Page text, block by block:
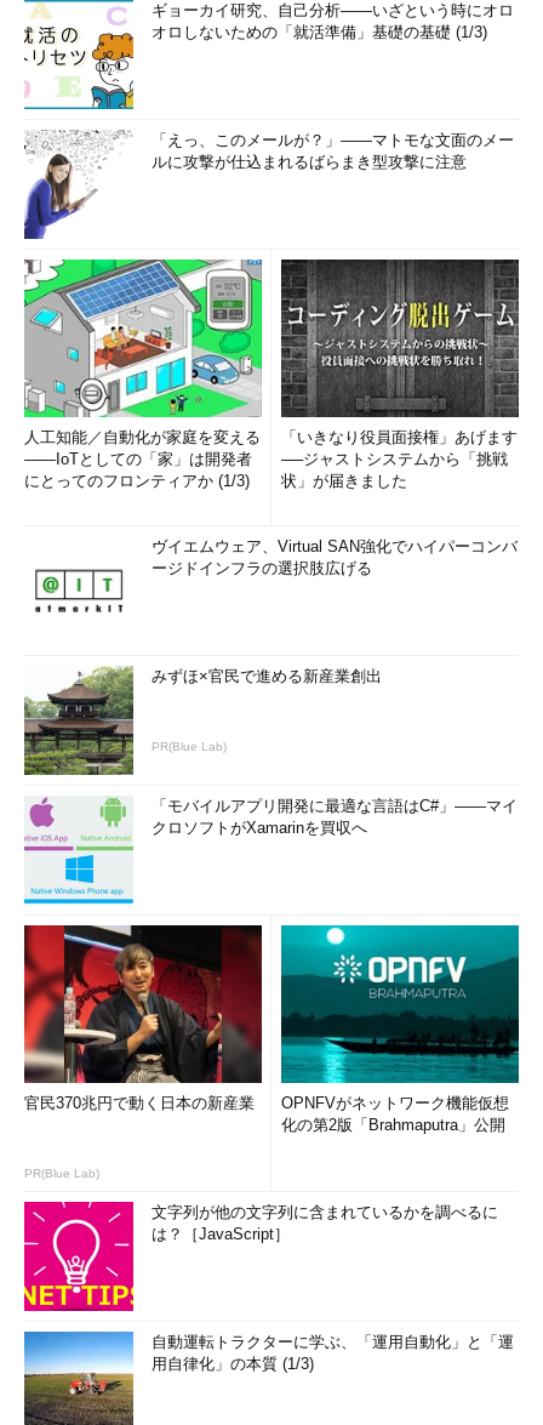
ギョーカイ研究、自己分析――いざという時にオロ
オロしないための「就活準備」基礎の基礎 (1/3)
「えっ、このメールが？」――マトモな文面のメー
ルに攻撃が仕込まれるばらまき型攻撃に注意
人工知能／自動化が家庭を変える
――IoTとしての「家」は開発者
にとってのフロンティアか (1/3)
「いきなり役員面接権」あげます
──ジャストシステムから「挑戦
状」が届きました
ヴイエムウェア、Virtual SAN強化でハイパーコンバ
ージドインフラの選択肢広げる
みずほ×官民で進める新産業創出
PR(Blue Lab)
「モバイルアプリ開発に最適な言語はC#」――マイ
クロソフトがXamarinを買収へ
官民370兆円で動く日本の新産業
PR(Blue Lab)
OPNFVがネットワーク機能仮想
化の第2版「Brahmaputra」公開
文字列が他の文字列に含まれているかを調べるに
は？［JavaScript］
自動運転トラクターに学ぶ、「運用自動化」と「運
用自律化」の本質 (1/3)